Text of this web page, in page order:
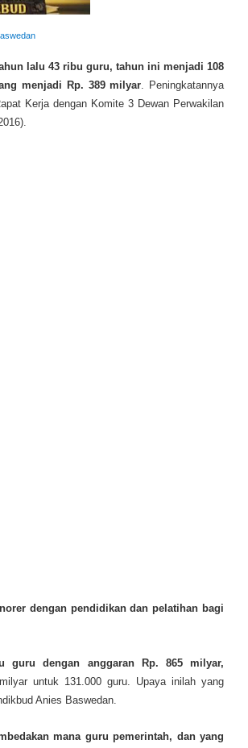
lalu 43 ribu guru, tahun ini menjadi 108
menjadi Rp. 389 milyar. Peningkatannya
Kerja dengan Komite 3 Dewan Perwakilan
dengan pendidikan dan pelatihan bagi
guru dengan anggaran Rp. 865 milyar,
untuk 131.000 guru. Upaya inilah yang
Anies Baswedan.
mana guru pemerintah, dan yang